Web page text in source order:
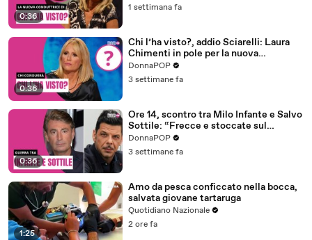
0:36
1 settimana fa
0:36
Chi l’ha visto?, addio Sciarelli: Laura
Chimenti in pole per la nuova
conduzione
DonnaPOP
3 settimane fa
0:36
Ore 14, scontro tra Milo Infante e Salvo
Sottile: “Frecce e stoccate sul
passaggio di testimone”
DonnaPOP
3 settimane fa
1:25
Amo da pesca conficcato nella bocca,
salvata giovane tartaruga
Quotidiano Nazionale
2 ore fa